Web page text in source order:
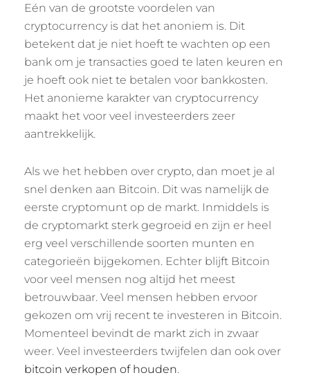
Eén van de grootste voordelen van
cryptocurrency is dat het anoniem is. Dit
betekent dat je niet hoeft te wachten op een
bank om je transacties goed te laten keuren en
je hoeft ook niet te betalen voor bankkosten.
Het anonieme karakter van cryptocurrency
maakt het voor veel investeerders zeer
aantrekkelijk.
Als we het hebben over crypto, dan moet je al
snel denken aan Bitcoin. Dit was namelijk de
eerste cryptomunt op de markt. Inmiddels is
de cryptomarkt sterk gegroeid en zijn er heel
erg veel verschillende soorten munten en
categorieën bijgekomen. Echter blijft Bitcoin
voor veel mensen nog altijd het meest
betrouwbaar. Veel mensen hebben ervoor
gekozen om vrij recent te investeren in Bitcoin.
Momenteel bevindt de markt zich in zwaar
weer. Veel investeerders twijfelen dan ook over
bitcoin verkopen of houden.